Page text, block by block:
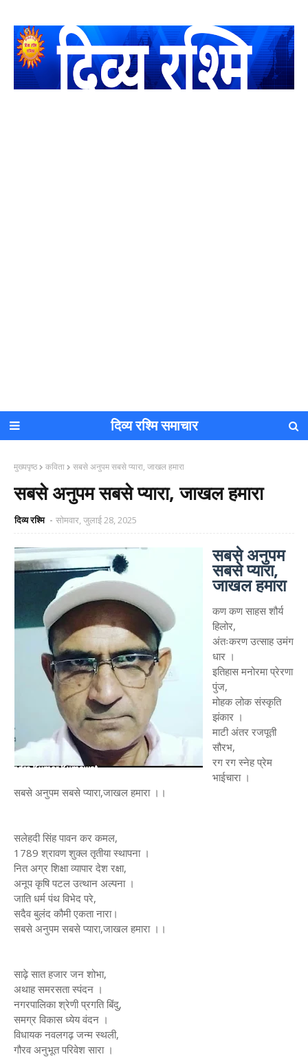
दिव्य रश्मि समाचार
मुख्यपृष्ठ कविता सबसे अनुपम सबसे प्यारा, जाखल हमारा
सबसे अनुपम सबसे प्यारा, जाखल हमारा
दिव्य रश्मि सोमवार, जुलाई 28, 2025
सबसे अनुपम
सबसे प्यारा,
जाखल हमारा
कण कण साहस शौर्य
हिलोर,
अंतःकरण उत्साह उमंग
धार ।
इतिहास मनोरमा प्रेरणा
पुंज,
मोहक लोक संस्कृति
झंकार ।
माटी अंतर रजपूती
सौरभ,
रग रग स्नेह प्रेम
भाईचारा ।
सबसे अनुपम सबसे प्यारा,जाखल हमारा ।।
सलेहदी सिंह पावन कर कमल,
1789 श्रावण शुक्ल तृतीया स्थापना ।
नित अग्र शिक्षा व्यापार देश रक्षा,
अनूप कृषि पटल उत्थान अल्पना ।
जाति धर्म पंथ विभेद परे,
सदैव बुलंद कौमी एकता नारा।
सबसे अनुपम सबसे प्यारा,जाखल हमारा ।।
साढ़े सात हजार जन शोभा,
अथाह समरसता स्पंदन ।
नगरपालिका श्रेणी प्रगति बिंदु,
समग्र विकास ध्येय वंदन ।
विधायक नवलगढ़ जन्म स्थली,
गौरव अनुभूत परिवेश सारा ।